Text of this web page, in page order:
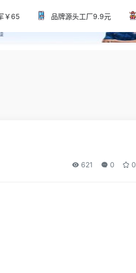
￥65 品牌源头工厂9.9元
621 0 0